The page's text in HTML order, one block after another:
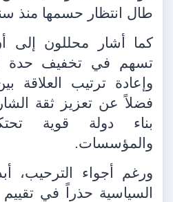
طال انتظار حسمها منذ
كما أشار محللون إلى
تسهم في تخفيف حدة
وإعادة ترتيب العلاقة
فضلاً عن تعزيز ثقة
بناء دولة قوية
والمؤسسات.
ورغم أجواء الترحيب،
السياسية حذراً في